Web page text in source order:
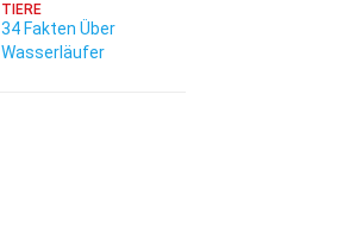
TIERE
34 Fakten Über
Wasserläufer